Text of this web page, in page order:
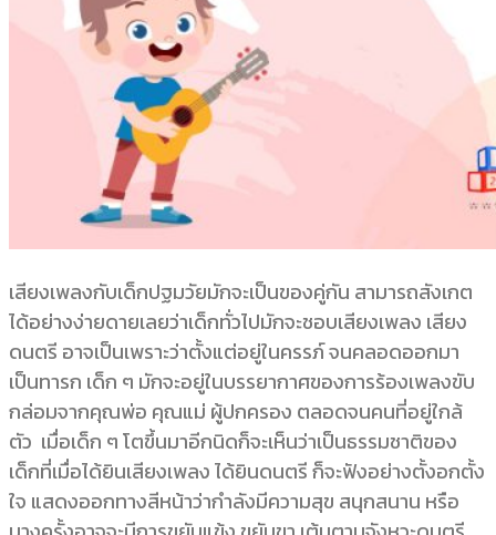
เสียงเพลงกับเด็กปฐมวัยมักจะเป็นของคู่กัน สามารถสังเกต
ได้อย่างง่ายดายเลยว่าเด็กทั่วไปมักจะชอบเสียงเพลง เสียง
ดนตรี อาจเป็นเพราะว่าตั้งแต่อยู่ในครรภ์ จนคลอดออกมา
เป็นทารก เด็ก ๆ มักจะอยู่ในบรรยากาศของการร้องเพลงขับ
กล่อมจากคุณพ่อ คุณแม่ ผู้ปกครอง ตลอดจนคนที่อยู่ใกล้
ตัว เมื่อเด็ก ๆ โตขึ้นมาอีกนิดก็จะเห็นว่าเป็นธรรมชาติของ
เด็กที่เมื่อได้ยินเสียงเพลง ได้ยินดนตรี ก็จะฟังอย่างตั้งอกตั้ง
ใจ แสดงออกทางสีหน้าว่ากำลังมีความสุข สนุกสนาน หรือ